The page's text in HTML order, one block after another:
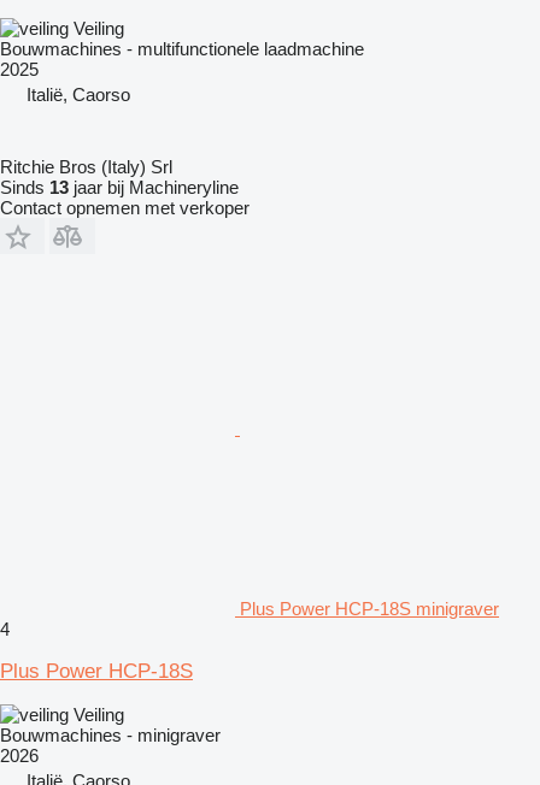
Veiling
Bouwmachines - multifunctionele laadmachine
2025
Italië, Caorso
Ritchie Bros (Italy) Srl
Sinds 13 jaar bij Machineryline
Contact opnemen met verkoper
Plus Power HCP-18S minigraver
4
Plus Power HCP-18S
Veiling
Bouwmachines - minigraver
2026
Italië, Caorso